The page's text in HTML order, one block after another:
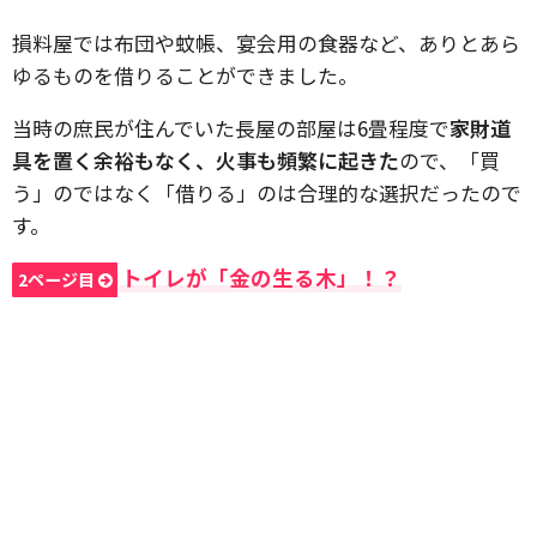
損料屋では布団や蚊帳、宴会用の食器など、ありとあら
ゆるものを借りることができました。
当時の庶民が住んでいた長屋の部屋は6畳程度で家財道
具を置く余裕もなく、火事も頻繁に起きたので、「買
う」のではなく「借りる」のは合理的な選択だったので
す。
2ページ目 トイレが「金の生る木」！？